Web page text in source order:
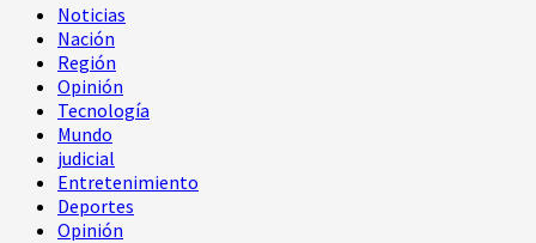
Menú
principal
Noticias
Nación
Región
Opinión
Tecnología
Mundo
judicial
Entretenimiento
Deportes
Opinión